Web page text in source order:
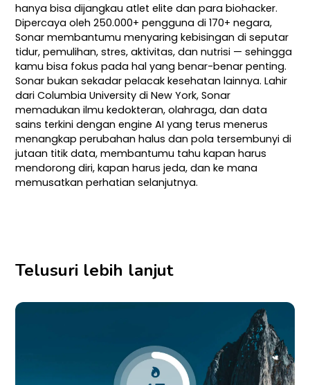
hanya bisa dijangkau atlet elite dan para biohacker.
Dipercaya oleh 250.000+ pengguna di 170+ negara,
Sonar membantumu menyaring kebisingan di seputar
tidur, pemulihan, stres, aktivitas, dan nutrisi — sehingga
kamu bisa fokus pada hal yang benar-benar penting.
Sonar bukan sekadar pelacak kesehatan lainnya. Lahir
dari Columbia University di New York, Sonar
memadukan ilmu kedokteran, olahraga, dan data
sains terkini dengan engine AI yang terus menerus
menangkap perubahan halus dan pola tersembunyi di
jutaan titik data, membantumu tahu kapan harus
mendorong diri, kapan harus jeda, dan ke mana
memusatkan perhatian selanjutnya.
Telusuri lebih lanjut